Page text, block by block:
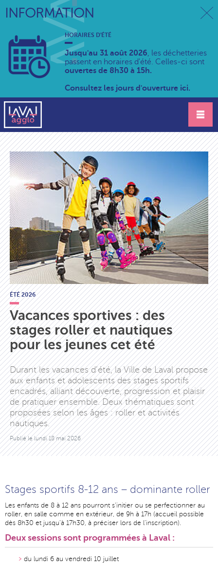
INFORMATION
HORAIRES D'ÉTÉ
Jusqu'au 31 août 2026, les déchetteries
passent en horaires d'été. Celles-ci sont
ouvertes de 8h30 à 15h.
Consultez les jours d'ouverture ici.
ÉTÉ 2026
Vacances sportives : des
stages roller et nautiques
pour les jeunes cet été
Durant les vacances d’été, la Ville de Laval propose
aux enfants et adolescents des stages sportifs
encadrés, alliant découverte, progression et plaisir
de pratiquer ensemble. Deux thématiques sont
proposées selon les âges : roller et activités
nautiques.
Publié lelundi 18 mai 2026
Stages sportifs 8-12 ans – dominante roller
Les enfants de 8 à 12 ans pourront s’initier ou se perfectionner au
roller, en salle comme en extérieur, de 9h à 17h (accueil possible
dès 8h30 et jusqu’à 17h30, à préciser lors de l’inscription).
Deux sessions sont programmées à Laval :
du lundi 6 au vendredi 10 juillet